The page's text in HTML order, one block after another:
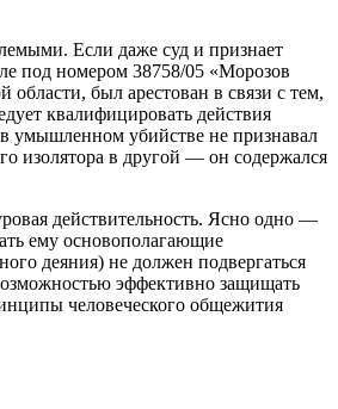
Если даже суд и признает
под номером 38758/05 «Морозов
был арестован в связи с тем,
квалифицировать действия
умышленном убийстве не признавал
изолятора в другой — он содержался
действительность. Ясно одно —
ему основополагающие
деяния) не должен подвергаться
эффективно защищать
человеческого общежития